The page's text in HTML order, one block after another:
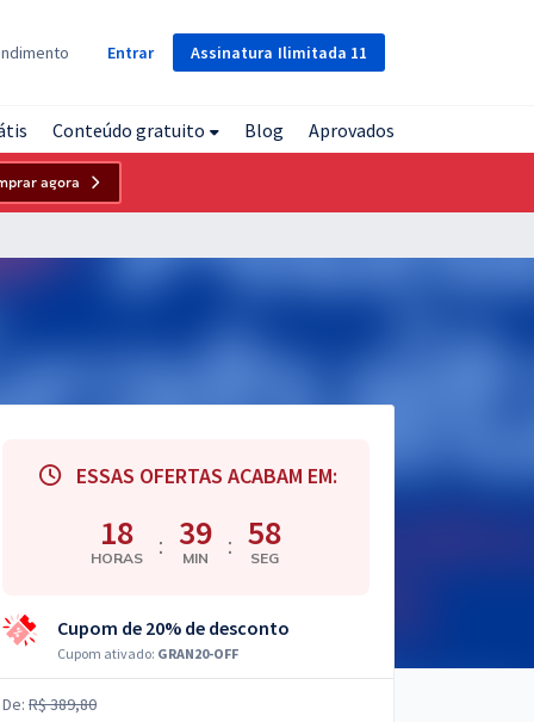
Assinatura Ilimitada 11
Entrar
Conteúdo gratuito Blog Aprovados
agora
ESSAS OFERTAS ACABAM EM:
18
HORAS : 39
MIN : 57
SEG
Cupom de 20% de desconto
Cupom ativado: GRAN20-OFF
De: R$ 389,80